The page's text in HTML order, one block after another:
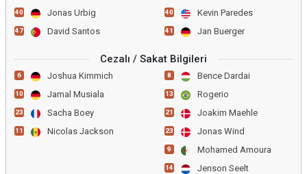
40 Jonas Urbig
47 David Santos
40 Kevin Paredes
41 Jan Buerger
Cezalı / Sakat Bilgileri
6 Joshua Kimmich
10 Jamal Musiala
23 Sacha Boey
11 Nicolas Jackson
8 Bence Dardai
13 Rogerio
21 Joakim Maehle
23 Jonas Wind
9 Mohamed Amoura
14 Jenson Seelt